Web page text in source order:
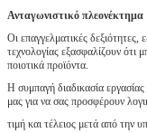
Ανταγωνιστικό πλεονέκτημα
Οι επαγγελματικές δεξιότητες,
τεχνολογίας εξασφαλίζουν
ποιοτικά προϊόντα.
Η συμπαγή διαδικασία
μας για να σας προσφέρουν
τιμή και τέλειος μετά από την